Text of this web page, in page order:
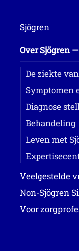
Sjögren
Over Sjögren
De ziekte
Symptomen
Diagnose
Behandeling
Leven met
Veelgestelde
Non-Sjögren
Voor